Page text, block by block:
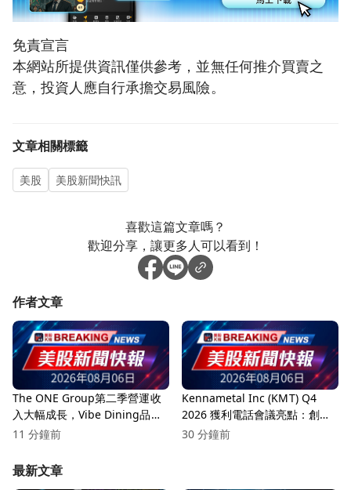
免責宣言
本網站所提供資訊僅供參考，並無任何推介買賣之
意，投資人應自行承擔交易風險。
文章相關標籤
美股 美股新聞快訊
喜歡這篇文章嗎？
歡迎分享，讓更多人可以看到！
作者文章
The ONE Group第二季營運收
入大幅成長，Vibe Dining品牌
持續強勁！
11 分鐘前
Kennametal Inc (KMT) Q4
2026 獲利電話會議亮點：創紀
錄的利潤率與戰略增長
30 分鐘前
最新文章